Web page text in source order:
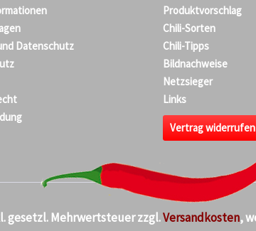
Datenschutz
Produktvorschlag
Chili-Sorten
Chili-Tipps
Bildnachweise
Netzsieger
Links
Vertrag widerrufen
gesetzl. Mehrwertsteuer zzgl.Versandkosten,